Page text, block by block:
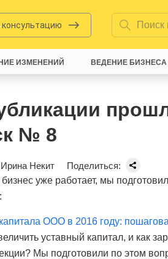
консультацию
№ 8
Ирина Некит
Поделиться:
уже работает, мы
ООО в 2016 году:
уставный капитал, и как
Мы подготовили по этом
ИЗМЕНЕНИЙ ВЕДЕНИЕ БИЗНЕСА